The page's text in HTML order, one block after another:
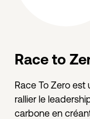
Race to
Race To Zero
rallier le
carbone en